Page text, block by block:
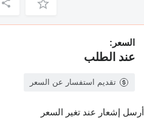
السعر:
عند الطلب
تقديم استفسار عن السعر
أرسل إشعار عند تغير السعر